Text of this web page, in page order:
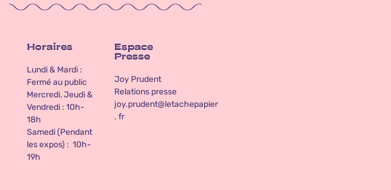
Horaires
Lundi & Mardi :
Fermé au public
Mercredi, Jeudi &
Vendredi : 10h-
18h
Samedi (Pendant
les expos) : 10h-
19h
Espace
Presse
Joy Prudent
Relations presse
joy.prudent@letachepapier
. fr